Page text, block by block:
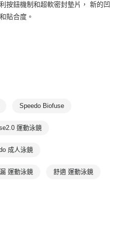
上)免運費
按鈕機制和超軟密封墊片， 新的凹
貼合度。
Speedo Biofuse
運動泳鏡
成人泳鏡
運動泳鏡 舒適 運動泳鏡